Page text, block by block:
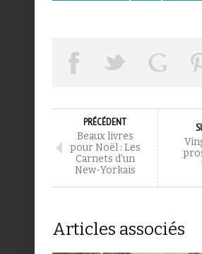
PRÉCÉDENT
Beaux livres
pour Noël : Les
Carnets d’un
New-Yorkais
Articles associés